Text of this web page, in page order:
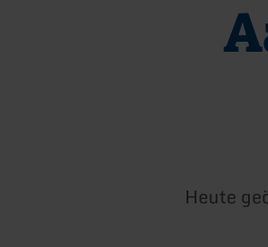
Heute